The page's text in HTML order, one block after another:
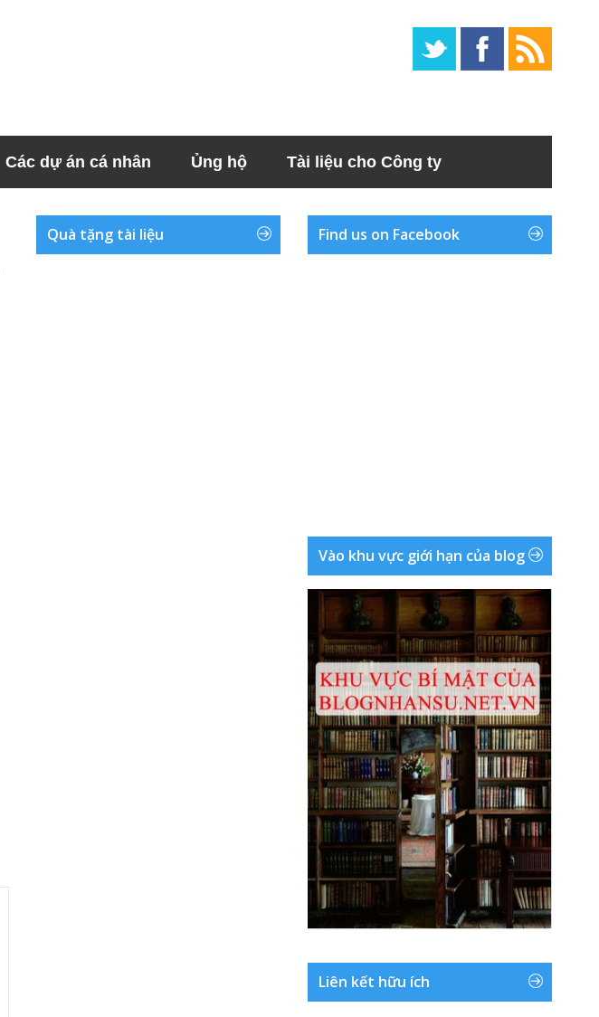
Các dự án cá nhân Ủng hộ Tài liệu cho Công ty
Quà tặng tài liệu Find us on Facebook
Vào khu vực giới hạn của blog
Liên kết hữu ích